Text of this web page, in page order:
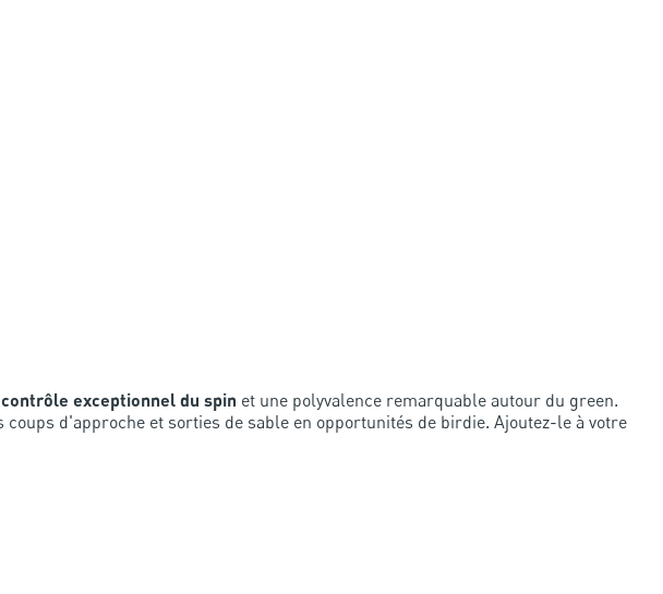
contrôle exceptionnel du spin et une polyvalence remarquable autour du green.
d'approche et sorties de sable en opportunités de birdie. Ajoutez-le à votre